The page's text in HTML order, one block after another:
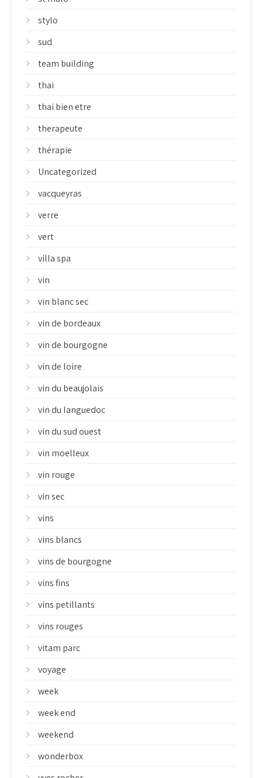
stylo
sud
team building
thai
thai bien etre
therapeute
thérapie
Uncategorized
vacqueyras
verre
vert
villa spa
vin
vin blanc sec
vin de bordeaux
vin de bourgogne
vin de loire
vin du beaujolais
vin du languedoc
vin du sud ouest
vin moelleux
vin rouge
vin sec
vins
vins blancs
vins de bourgogne
vins fins
vins petillants
vins rouges
vitam parc
voyage
week
week end
weekend
wonderbox